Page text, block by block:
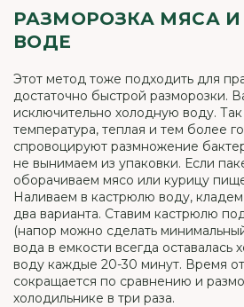
РАЗМОРОЗКА МЯСА
ВОДЕ
Этот метод тоже подходить для
достаточно быстрой разморозки.
исключительно холодную воду.
температура, теплая и тем более
спровоцируют размножение
не вынимаем из упаковки. Если
оборачиваем мясо или курицу
Наливаем в кастрюлю воду,
два варианта. Ставим кастрюлю
(напор можно сделать
вода в емкости всегда оставалась
воду каждые 20-30 минут. Время
сокращается по сравнению и
холодильнике в три раза.